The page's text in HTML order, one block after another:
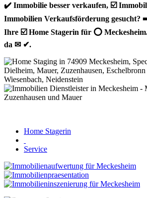
✔️ Immobilie besser verkaufen, ☑️
Immobilien Verkaufsförderung gesucht?
Ihre ☑️ Home Stagerin für ⭕
da ✉ ✔.
Home Stagerin
Service